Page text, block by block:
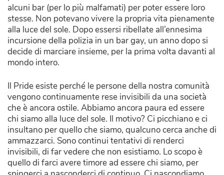
alcuni bar (per lo più malfamati) per poter essere loro
stesse. Non potevano vivere la propria vita pienamente
alla luce del sole. Dopo essersi ribellate all’ennesima
incursione della polizia in un bar gay, un anno dopo si
decide di marciare insieme, per la prima volta davanti al
mondo intero.
Il Pride esiste perché le persone della nostra comunità
vengono continuamente rese invisibili da una società
che è ancora ostile. Abbiamo ancora paura ed essere
chi siamo alla luce del sole. Il motivo? Ci picchiano e ci
insultano per quello che siamo, qualcuno cerca anche di
ammazzarci. Sono continui tentativi di renderci
invisibili, di far vedere che non esistiamo. Lo scopo è
quello di farci avere timore ad essere chi siamo, per